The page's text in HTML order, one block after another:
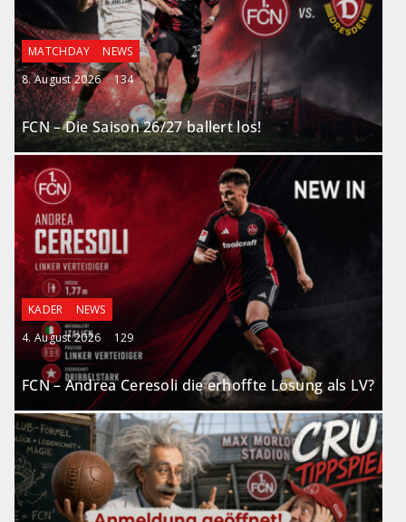
MATCHDAY
NEWS
8. August 2026
134
FCN – Die Saison 26/27 ballert los!
KADER
NEWS
4. August 2026
129
FCN – Andrea Ceresoli die erhoffte Lösung als LV?